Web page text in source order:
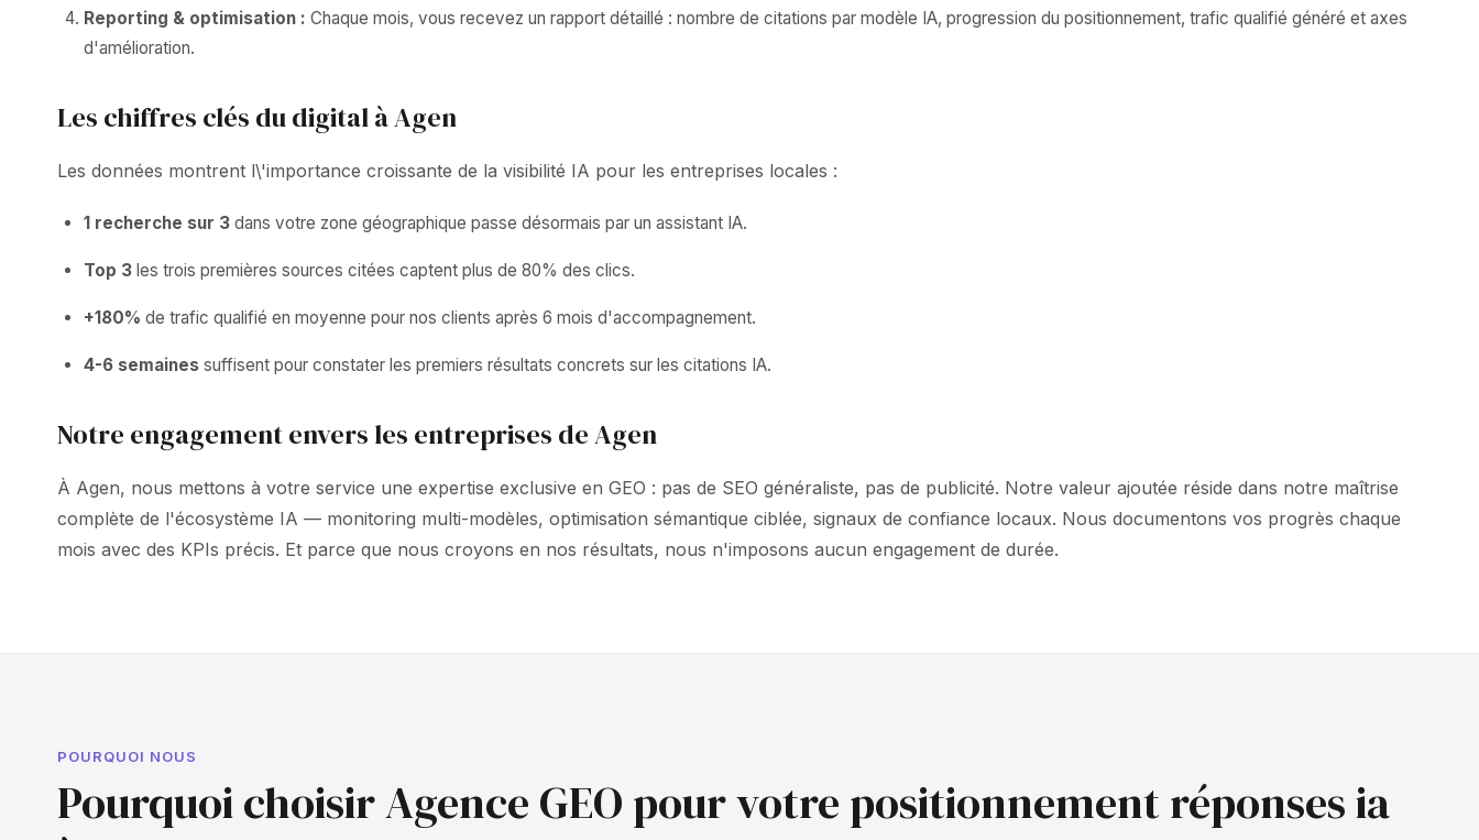
Reporting & optimisation : Chaque mois, vous recevez un rapport détaillé : nombre de citations par modèle IA, progression du positionnement, trafic qualifié généré et axes
d'amélioration.
Les chiffres clés du digital à Agen
Les données montrent l\'importance croissante de la visibilité IA pour les entreprises locales :
1 recherche sur 3 dans votre zone géographique passe désormais par un assistant IA.
Top 3 les trois premières sources citées captent plus de 80% des clics.
+180% de trafic qualifié en moyenne pour nos clients après 6 mois d'accompagnement.
4-6 semaines suffisent pour constater les premiers résultats concrets sur les citations IA.
Notre engagement envers les entreprises de Agen
À Agen, nous mettons à votre service une expertise exclusive en GEO : pas de SEO généraliste, pas de publicité. Notre valeur ajoutée réside dans notre maîtrise
complète de l'écosystème IA — monitoring multi-modèles, optimisation sémantique ciblée, signaux de confiance locaux. Nous documentons vos progrès chaque
mois avec des KPIs précis. Et parce que nous croyons en nos résultats, nous n'imposons aucun engagement de durée.
POURQUOI NOUS
Pourquoi choisir Agence GEO pour votre positionnement réponses ia